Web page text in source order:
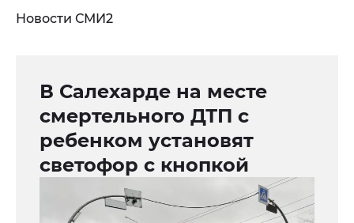
Новости СМИ2
В Салехарде на месте
смертельного ДТП с
ребенком установят
светофор с кнопкой